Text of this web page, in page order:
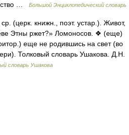
…
Большой Энциклопедический словарь
(церк. книжн., поэт. устар.). Живот,
Этны ржет?» Ломоносов. ❖ (еще)
еще не родившись на свет (во
Толковый словарь Ушакова. Д.Н.
словарь Ушакова